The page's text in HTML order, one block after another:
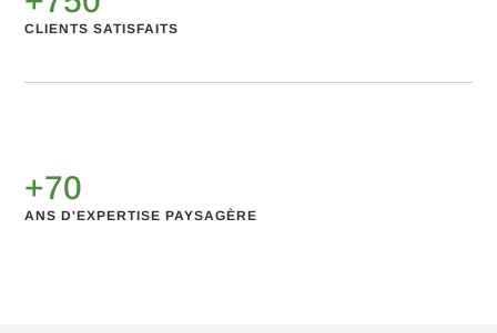
CLIENTS SATISFAITS
+70
ANS D'EXPERTISE PAYSAGÈRE